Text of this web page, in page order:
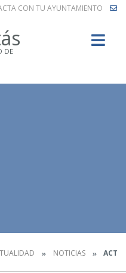
CON TU AYUNTAMIENTO
DE
NOTICIAS